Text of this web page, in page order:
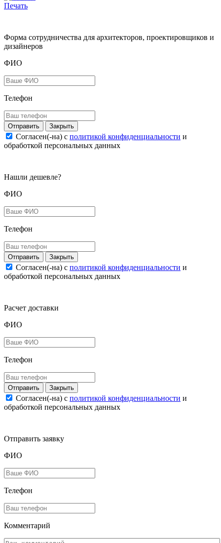
Печать
Форма сотрудничества для архитекторов, проектировщиков и
дизайнеров
ФИО
Телефон
Закрыть
Согласен(-на) c политикой конфиденциальности и
обработкой персональных данных
Нашли дешевле?
ФИО
Телефон
Закрыть
Согласен(-на) c политикой конфиденциальности и
обработкой персональных данных
Расчет доставки
ФИО
Телефон
Закрыть
Согласен(-на) c политикой конфиденциальности и
обработкой персональных данных
Отправить заявку
ФИО
Телефон
Комментарий